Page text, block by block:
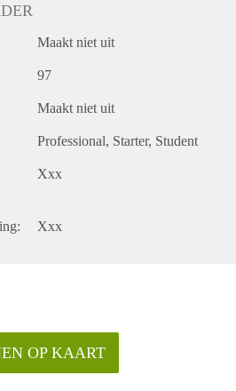
Maakt niet uit
97
Maakt niet uit
Professional Starter Student
Xxx
Xxx
OP KAART